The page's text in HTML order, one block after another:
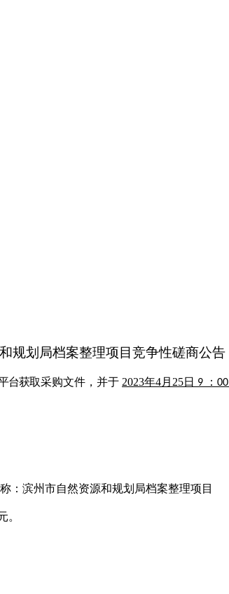
规划局档案整理项目 竞争性磋商公告
台获取采购文件，并于 2023年4月25日 9 ： 00
：滨州市自然资源和规划局档案整理项目
。